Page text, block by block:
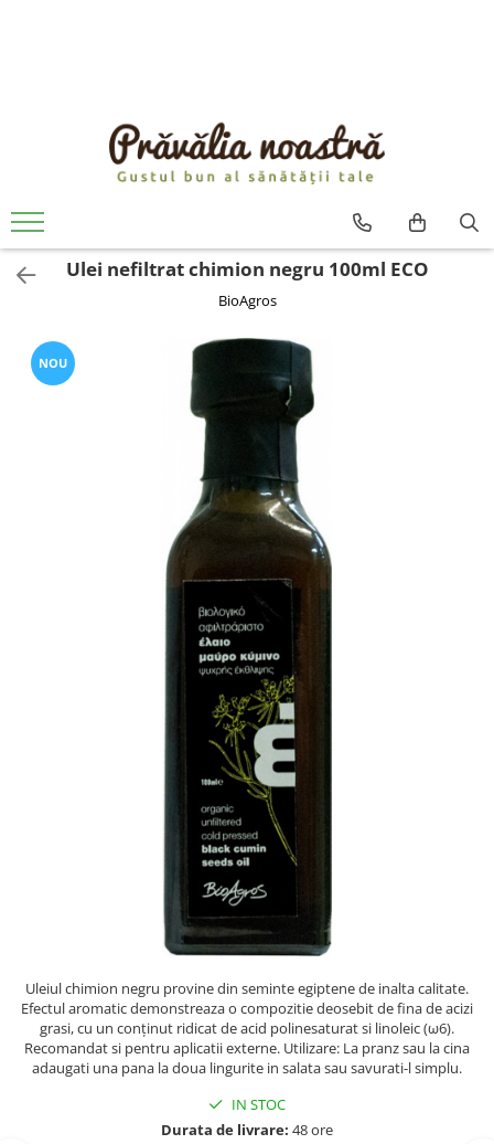
ULEIURI ȘI UNTURI
MĂSLINE
NUCI ȘI SEMINȚE
FRUCTE DESHIDRATATE
ÎNDULCITORI NATURALI / MIERE
OȚETURI ȘI SOSURI
SOSURI
BĂUTURI / LAPTE VEGETAL
CREME ȘI PASTE TARTINABILE
Ulei nefiltrat chimion negru 100ml ECO
BioAgros
NOU
Uleiul chimion negru provine din seminte egiptene de inalta calitate.
Efectul aromatic demonstreaza o compozitie deosebit de fina de acizi
grasi, cu un conținut ridicat de acid polinesaturat si linoleic (ω6).
Recomandat si pentru aplicatii externe. Utilizare: La pranz sau la cina
adaugati una pana la doua lingurite in salata sau savurati-l simplu.
IN STOC
Durata de livrare: 48 ore